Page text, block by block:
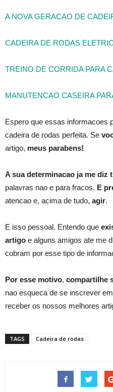
A NOVA GERACAO DE
CADEIRA DE RODAS
TREINO DE CORRIDA PARA
MANUTENCAO CASEIRA
Espero que essas informacoes
cadeira de rodas perfeita. Se
artigo, meus parabens!
A sua determinacao ja me diz
palavras nao e para fracos. E
atencao e, acima de tudo, agir.
E isso pessoal. Entendo que
artigo e alguns amigos ate me
cobram por esse tipo de
Por esse motivo, compartilhe
nao esqueca de se inscrever
receber os nossos melhores
TAGS Cadeira de rodas